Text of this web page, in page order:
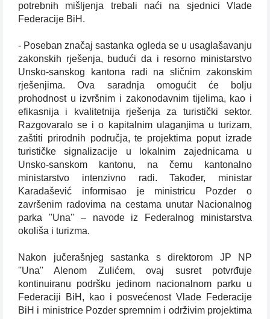
potrebnih mišljenja trebali naći na sjednici Vlade
Federacije BiH.
- Poseban značaj sastanka ogleda se u usaglašavanju
zakonskih rješenja, budući da i resorno ministarstvo
Unsko-sanskog kantona radi na sličnim zakonskim
rješenjima. Ova saradnja omogućit će bolju
prohodnost u izvršnim i zakonodavnim tijelima, kao i
efikasnija i kvalitetnija rješenja za turistički sektor.
Razgovaralo se i o kapitalnim ulaganjima u turizam,
zaštiti prirodnih područja, te projektima poput izrade
turističke signalizacije u lokalnim zajednicama u
Unsko-sanskom kantonu, na čemu kantonalno
ministarstvo intenzivno radi. Također, ministar
Karadašević informisao je ministricu Pozder o
završenim radovima na cestama unutar Nacionalnog
parka ''Una'' – navode iz Federalnog ministarstva
okoliša i turizma.
Nakon jučerašnjeg sastanka s direktorom JP NP
''Una'' Alenom Zulićem, ovaj susret potvrđuje
kontinuiranu podršku jedinom nacionalnom parku u
Federaciji BiH, kao i posvećenost Vlade Federacije
BiH i ministrice Pozder spremnim i održivim projektima